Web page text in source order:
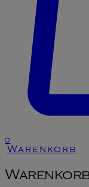
0
Warenkorb